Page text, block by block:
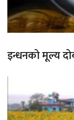
इन्धनको मूल्य